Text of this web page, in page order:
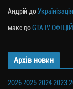
Андрій до
максдоGTA IV
Архів новин
2026202520242023